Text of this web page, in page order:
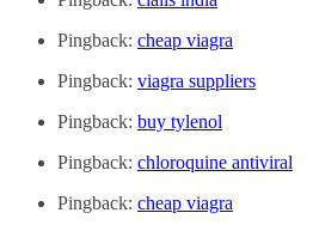
Pingback: cheap viagra
Pingback: viagra suppliers
Pingback: buy tylenol
Pingback: chloroquine antiviral
Pingback: cheap viagra